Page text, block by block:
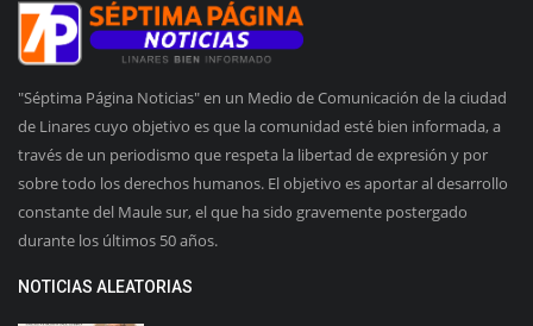
"Séptima Página Noticias" en un Medio de Comunicación de la ciudad
de Linares cuyo objetivo es que la comunidad esté bien informada, a
través de un periodismo que respeta la libertad de expresión y por
sobre todo los derechos humanos. El objetivo es aportar al desarrollo
constante del Maule sur, el que ha sido gravemente postergado
durante los últimos 50 años.
NOTICIAS ALEATORIAS